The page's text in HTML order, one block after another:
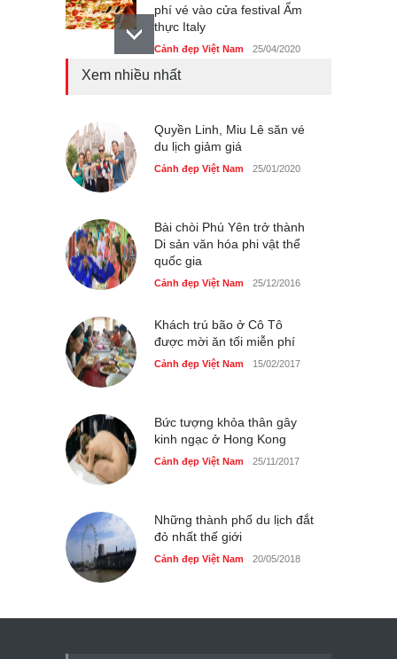
phí vé vào cửa festival Ẩm
thực Italy
Cảnh đẹp Việt Nam 25/04/2020
Cảnh đẹp Việt Nam 25/04/2020
Bán đảo Sơn Trà sẽ là khu
Xem nhiều nhất
Quyền Linh, Miu Lê săn vé
du lịch giảm giá
Cảnh đẹp Việt Nam 25/01/2020
Bài chòi Phú Yên trở thành
Di sản văn hóa phi vật thể
quốc gia
Cảnh đẹp Việt Nam 25/12/2016
Khách trú bão ở Cô Tô
được mời ăn tối miễn phí
Cảnh đẹp Việt Nam 15/02/2017
Bức tượng khỏa thân gây
kinh ngạc ở Hong Kong
Cảnh đẹp Việt Nam 25/11/2017
Những thành phố du lịch đắt
đỏ nhất thế giới
Cảnh đẹp Việt Nam 20/05/2018